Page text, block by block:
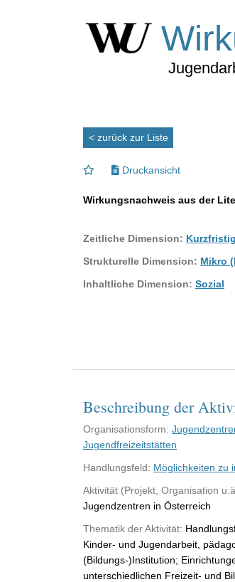
< zurück zur Liste
Druckansicht
Wirkungsnachweis aus der
Zeitliche Dimension:
Strukturelle Dimension: Mikro
Inhaltliche Dimension: Sozial
Beschreibung der
Organisationsform:
Jugendfreizeitstätten
Handlungsfeld: Möglichkeiten zu
Aktivität (Projekt, Organisation
Jugendzentren in Österreich
Thematik der Aktivität:
Kinder- und Jugendarbeit,
(Bildungs-)Institution;
unterschiedlichen Freizeit- und